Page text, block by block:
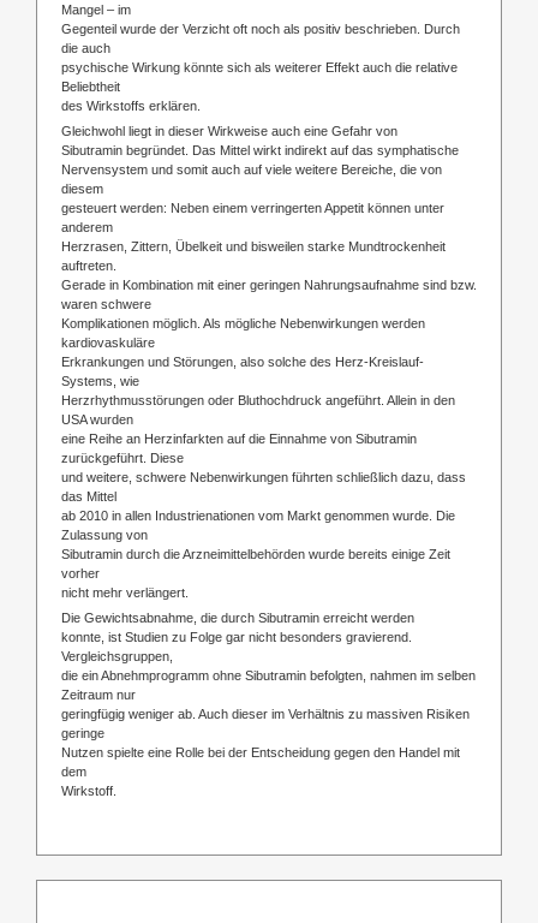
Mangel – im
Gegenteil wurde der Verzicht oft noch als positiv beschrieben. Durch
die auch
psychische Wirkung könnte sich als weiterer Effekt auch die relative
Beliebtheit
des Wirkstoffs erklären.
Gleichwohl liegt in dieser Wirkweise auch eine Gefahr von
Sibutramin begründet. Das Mittel wirkt indirekt auf das symphatische
Nervensystem und somit auch auf viele weitere Bereiche, die von
diesem
gesteuert werden: Neben einem verringerten Appetit können unter
anderem
Herzrasen, Zittern, Übelkeit und bisweilen starke Mundtrockenheit
auftreten.
Gerade in Kombination mit einer geringen Nahrungsaufnahme sind bzw.
waren schwere
Komplikationen möglich. Als mögliche Nebenwirkungen werden
kardiovaskuläre
Erkrankungen und Störungen, also solche des Herz-Kreislauf-
Systems, wie
Herzrhythmusstörungen oder Bluthochdruck angeführt. Allein in den
USA wurden
eine Reihe an Herzinfarkten auf die Einnahme von Sibutramin
zurückgeführt. Diese
und weitere, schwere Nebenwirkungen führten schließlich dazu, dass
das Mittel
ab 2010 in allen Industrienationen vom Markt genommen wurde. Die
Zulassung von
Sibutramin durch die Arzneimittelbehörden wurde bereits einige Zeit
vorher
nicht mehr verlängert.
Die Gewichtsabnahme, die durch Sibutramin erreicht werden
konnte, ist Studien zu Folge gar nicht besonders gravierend.
Vergleichsgruppen,
die ein Abnehmprogramm ohne Sibutramin befolgten, nahmen im selben
Zeitraum nur
geringfügig weniger ab. Auch dieser im Verhältnis zu massiven Risiken
geringe
Nutzen spielte eine Rolle bei der Entscheidung gegen den Handel mit
dem
Wirkstoff.